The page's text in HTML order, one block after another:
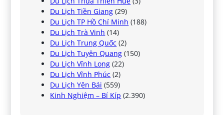
Du Lịch Tiền Giang (29)
Du Lịch TP Hồ Chí Minh (188)
Du Lịch Trà Vinh (14)
Du Lịch Trung Quốc (2)
Du Lịch Tuyên Quang (150)
Du Lịch Vĩnh Long (22)
Du Lịch Vĩnh Phúc (2)
Du Lịch Yên Bái (559)
Kinh Nghiệm – Bí Kíp (2.390)